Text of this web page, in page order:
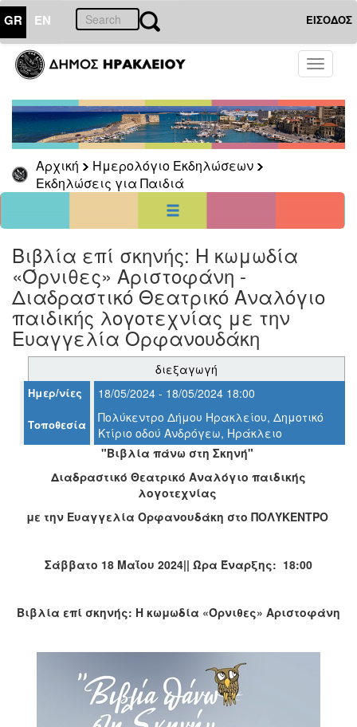
GR EN ΕΙΣΟΔΟΣ
Toggle
Αρχική
Ημερολόγιο Εκδηλώσεων
Εκδηλώσεις για Παιδιά
10
Μάιος
2024
Κυρ Δευ Τρι Τετ Πεμ Παρ Σαβ
1 2 3
4
12
13 14 15 16 17
18
19
20 21 22 23 24
25
ΗΜΕΡΟΛΟΓΙΟ
ΕΚΔΗΛΩΣΕΩΝ
Εκδηλώσεις
για
Παιδιά
ΠΟΛΙΤΙΣΜΟΣ
Βιβλία επί σκηνής: Η κωμωδία
«Όρνιθες» Αριστοφάνη -
Διαδραστικό Θεατρικό Αναλόγιο
παιδικής λογοτεχνίας με την
Ευαγγελία Ορφανουδάκη
διεξαγωγή
Ημερ/νίες 18/05/2024 - 18/05/2024 18:00
Τοποθεσία
Πολύκεντρο Δήμου Ηρακλείου, Δημοτικό
Κτίριο οδού Ανδρόγεω, Ηράκλειο
"Βιβλία πάνω στη Σκηνή"
Διαδραστικό Θεατρικό Αναλόγιο παιδικής
λογοτεχνίας
με την Ευαγγελία Ορφανουδάκη στο ΠΟΛΥΚΕΝΤΡΟ
Σάββατο 18 Μαΐου 2024|| Ώρα Έναρξης: 18:00
Βιβλία επί σκηνής: Η κωμωδία «Όρνιθες» Αριστοφάνη